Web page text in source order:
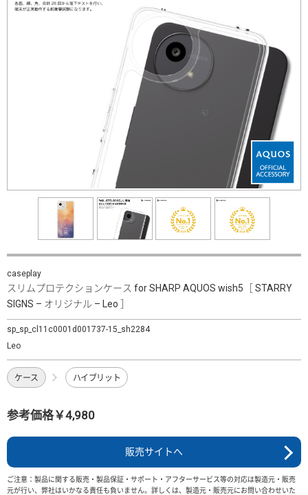
caseplay
スリムプロテクションケース for SHARP AQUOS wish5［ STARRY
SIGNS – オリジナル – Leo ］
sp_sp_cl11c0001d001737-15_sh2284
Leo
ケース ハイブリット
参考価格￥4,980
販売サイトへ
ご注意：製品に関する販売・製品保証・サポート・アフターサービス等の対応は製造元・販売
元が行い、弊社はいかなる責任も負いません。詳しくは、製造元・販売元にお問い合わせいた